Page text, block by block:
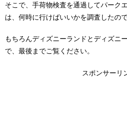
そこで、手荷物検査を通過してパーク
は、何時に行けばいいかを調査したの
もちろんディズニーランドとディズニ
で、最後までご覧ください。
スポンサーリ